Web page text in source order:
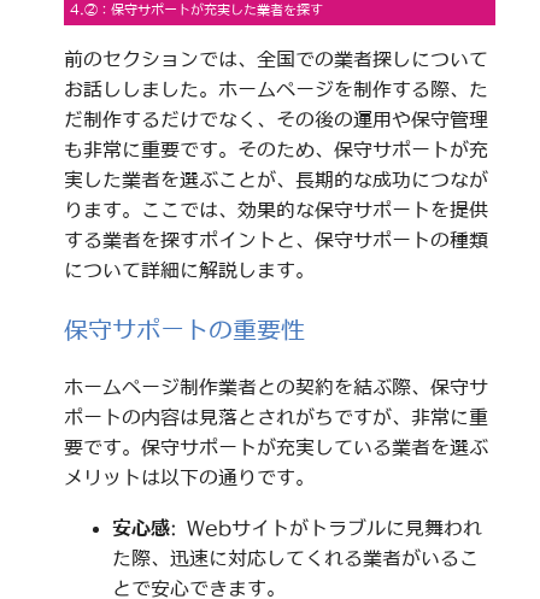
4.②：保守サポートが充実した業者を探す
前のセクションでは、全国での業者探しについて
お話ししました。ホームページを制作する際、た
だ制作するだけでなく、その後の運用や保守管理
も非常に重要です。そのため、保守サポートが充
実した業者を選ぶことが、長期的な成功につなが
ります。ここでは、効果的な保守サポートを提供
する業者を探すポイントと、保守サポートの種類
について詳細に解説します。
保守サポートの重要性
ホームページ制作業者との契約を結ぶ際、保守サ
ポートの内容は見落とされがちですが、非常に重
要です。保守サポートが充実している業者を選ぶ
メリットは以下の通りです。
安心感: Webサイトがトラブルに見舞われ
た際、迅速に対応してくれる業者がいるこ
とで安心できます。